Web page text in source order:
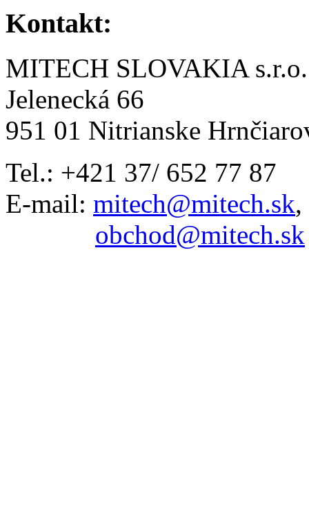
Kontakt:
MITECH SLOVAKIA s.r.o.
Jelenecká 66
951 01 Nitrianske
Tel.: +421 37/ 652 77 87
E-mail: mitech@mitech.sk,
obchod@mitech.sk